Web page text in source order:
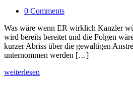
0 Comments
Was wäre wenn ER wirklich Kanzler
wird bereits bereitet und die Folgen
kurzer Abriss über die gewaltigen
unternommen werden […]
weiterlesen